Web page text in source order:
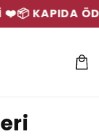
❤️📦 KAPIDA
Sepet